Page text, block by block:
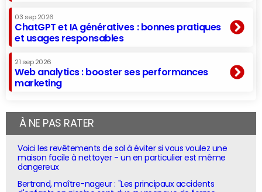
03 sep 2026
ChatGPT et IA génératives : bonnes pratiques
et usages responsables
21 sep 2026
Web analytics : booster ses performances
marketing
À NE PAS RATER
Voici les revêtements de sol à éviter si vous voulez une
maison facile à nettoyer - un en particulier est même
dangereux
Bertrand, maître-nageur : "Les principaux accidents